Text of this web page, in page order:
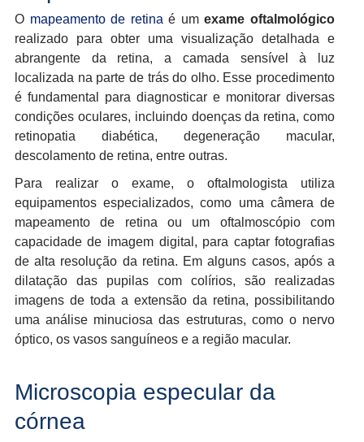
O mapeamento de retina é umexame oftalmológico
realizado para obter uma visualização detalhada e
abrangente da retina, a camada sensível à luz
localizada na parte de trás do olho. Esse procedimento
é fundamental para diagnosticar e monitorar diversas
condições oculares, incluindo doenças da retina, como
retinopatia diabética, degeneração macular,
descolamento de retina, entre outras.
Para realizar o exame, o oftalmologista utiliza
equipamentos especializados, como uma câmera de
mapeamento de retina ou um oftalmoscópio com
capacidade de imagem digital, para captar fotografias
de alta resolução da retina. Em alguns casos, após a
dilatação das pupilas com colírios, são realizadas
imagens de toda a extensão da retina, possibilitando
uma análise minuciosa das estruturas, como o nervo
óptico, os vasos sanguíneos e a região macular.
Microscopia especular da
córnea